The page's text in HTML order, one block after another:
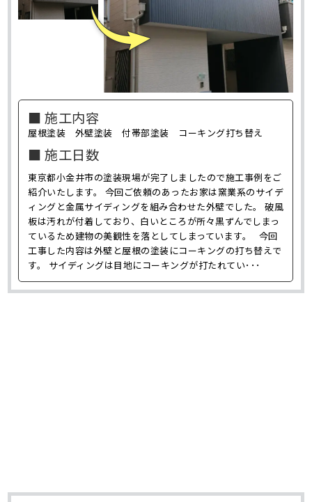
■ 施工内容
屋根塗装 外壁塗装 付帯部塗装 コーキング打ち替え
■ 施工日数
東京都小金井市の塗装現場が完了しましたので施工事例をご
紹介いたします。 今回ご依頼のあったお家は窯業系のサイデ
ィングと金属サイディングを組み合わせた外壁でした。 破風
板は汚れが付着しており、白いところが所々黒ずんでしまっ
ているため建物の美観性を落としてしまっています。 今回
工事した内容は外壁と屋根の塗装にコーキングの打ち替えで
す。 サイディングは目地にコーキングが打たれてい･･･